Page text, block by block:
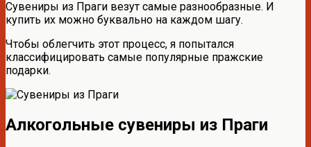
Сувениры из Праги везут самые разнообразные. И
купить их можно буквально на каждом шагу.
Чтобы облегчить этот процесс, я попытался
классифицировать самые популярные пражские
подарки.
Алкогольные сувениры из Праги